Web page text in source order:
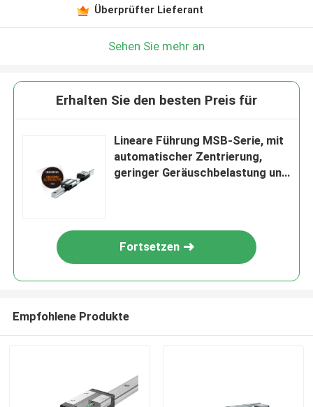
Überprüfter Lieferant
Sehen Sie mehr an
Erhalten Sie den besten Preis für
Lineare Führung MSB-Serie, mit
automatischer Zentrierung,
geringer Geräuschbelastung und
Fortsetzen
Empfohlene Produkte